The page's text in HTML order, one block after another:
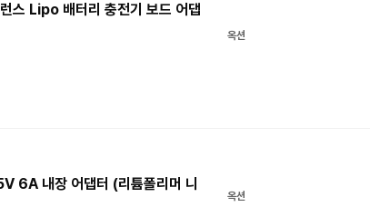
Lipo 배터리 충전기 보드 어댑
옥션
내장 어댑터 (리튬폴리머 니
옥션